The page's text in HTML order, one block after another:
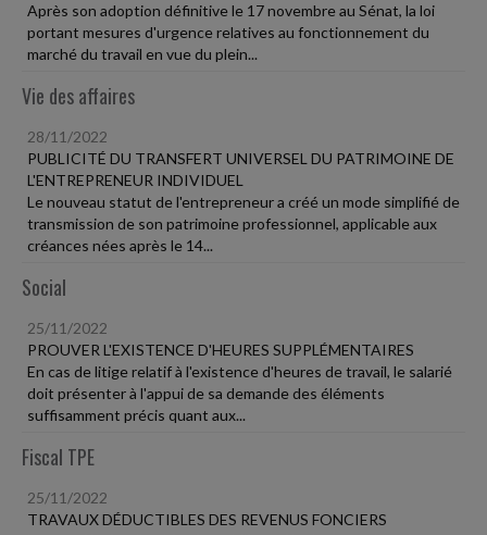
Après son adoption définitive le 17 novembre au Sénat, la loi
portant mesures d'urgence relatives au fonctionnement du
marché du travail en vue du plein...
Vie des affaires
28/11/2022
PUBLICITÉ DU TRANSFERT UNIVERSEL DU PATRIMOINE DE
L'ENTREPRENEUR INDIVIDUEL
Le nouveau statut de l'entrepreneur a créé un mode simplifié de
transmission de son patrimoine professionnel, applicable aux
créances nées après le 14...
Social
25/11/2022
PROUVER L'EXISTENCE D'HEURES SUPPLÉMENTAIRES
En cas de litige relatif à l'existence d'heures de travail, le salarié
doit présenter à l'appui de sa demande des éléments
suffisamment précis quant aux...
Fiscal TPE
25/11/2022
TRAVAUX DÉDUCTIBLES DES REVENUS FONCIERS